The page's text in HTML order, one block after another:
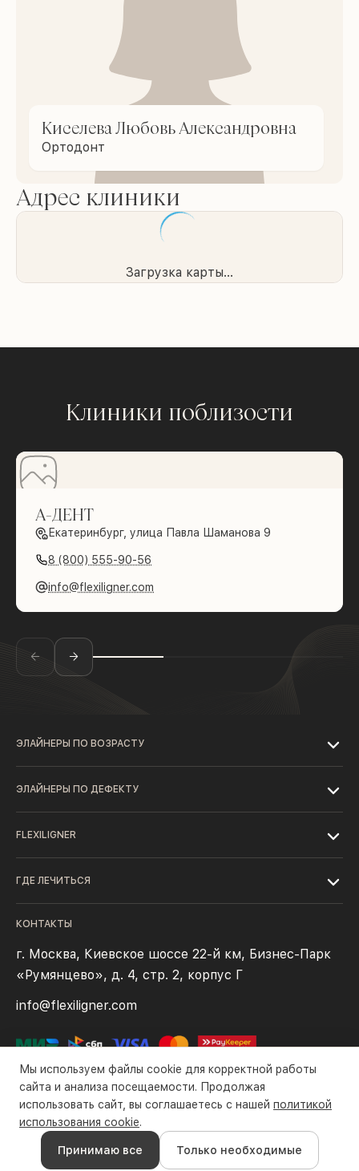
Киселева Любовь Александровна
Ортодонт
Адрес клиники
Загрузка карты...
Клиники поблизости
А-ДЕНТ
Екатеринбург, улица Павла Шаманова 9
8 (800) 555-90-56
info@flexiligner.com
ЭЛАЙНЕРЫ ПО ВОЗРАСТУ
ЭЛАЙНЕРЫ ПО ДЕФЕКТУ
FLEXILIGNER
ГДЕ ЛЕЧИТЬСЯ
КОНТАКТЫ
г. Москва, Киевское шоссе 22-й км, Бизнес-Парк
«Румянцево», д. 4, стр. 2, корпус Г
info@flexiligner.com
Все права защищены компанией ООО «Флексилайнер». ©2016-
2026 гг.
Политика конфиденциальности Файлы cookie Правила оплаты
Мы используем файлы cookie для корректной работы
сайта и анализа посещаемости. Продолжая
использовать сайт, вы соглашаетесь с нашей политикой
использования cookie.
Принимаю все Только необходимые